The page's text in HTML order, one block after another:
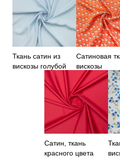
Ткань сатин из
вискозы голубой
Сатиновая
вискозы
оранжевого
Сатин, ткань
красного цвета